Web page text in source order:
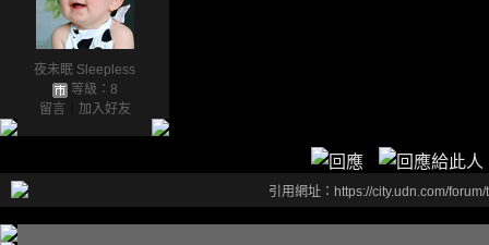
夜未眠 Sleepless
等級：8
留言
加入好友
引用網址：https://city.udn.com/